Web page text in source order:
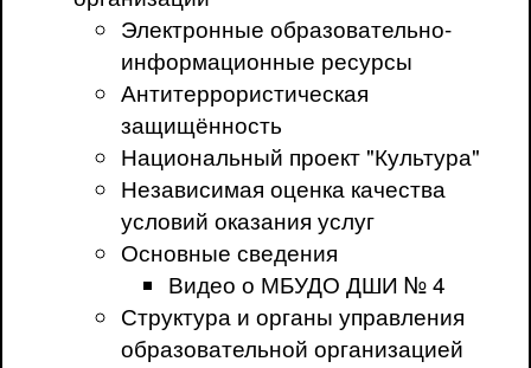
Электронные образовательно-
информационные ресурсы
Антитеррористическая
защищённость
Национальный проект "Культура"
Независимая оценка качества
условий оказания услуг
Основные сведения
Видео о МБУДО ДШИ № 4
Структура и органы управления
образовательной организацией